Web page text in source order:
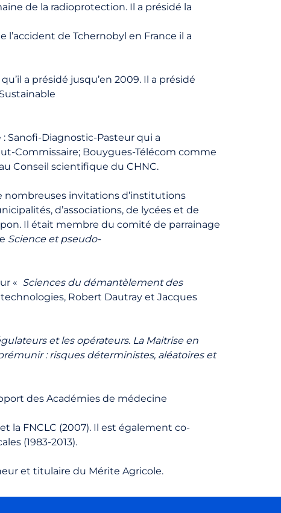
de la radioprotection. Il a présidé la
l’accident de Tchernobyl en France il a
a présidé jusqu’en 2009. Il a présidé
Sanofi-Diagnostic-Pasteur qui a
Commissaire; Bouygues-Télécom comme
Conseil scientifique du CHNC.
nombreuses invitations d’institutions
d’associations, de lycées et de
Il était membre du comité de parrainage
Science et pseudo-
« Sciences du démantèlement des
Robert Dautray et Jacques
et les opérateurs. La Maitrise en
: risques déterministes, aléatoires et
des Académies de médecine
la FNCLC (2007). Il est également co-
(1983-2013).
et titulaire du Mérite Agricole.